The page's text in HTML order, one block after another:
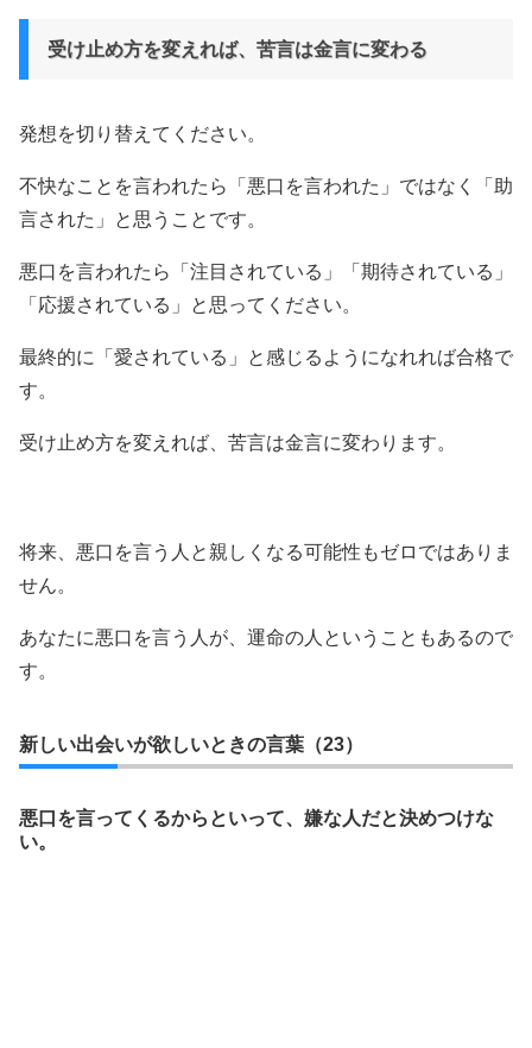
受け止め方を変えれば、苦言は金言に変わる
発想を切り替えてください。
不快なことを言われたら「悪口を言われた」ではなく「助
言された」と思うことです。
悪口を言われたら「注目されている」「期待されている」
「応援されている」と思ってください。
最終的に「愛されている」と感じるようになれれば合格で
す。
受け止め方を変えれば、苦言は金言に変わります。
将来、悪口を言う人と親しくなる可能性もゼロではありま
せん。
あなたに悪口を言う人が、運命の人ということもあるので
す。
新しい出会いが欲しいときの言葉（23）
悪口を言ってくるからといって、嫌な人だと決めつけな
い。